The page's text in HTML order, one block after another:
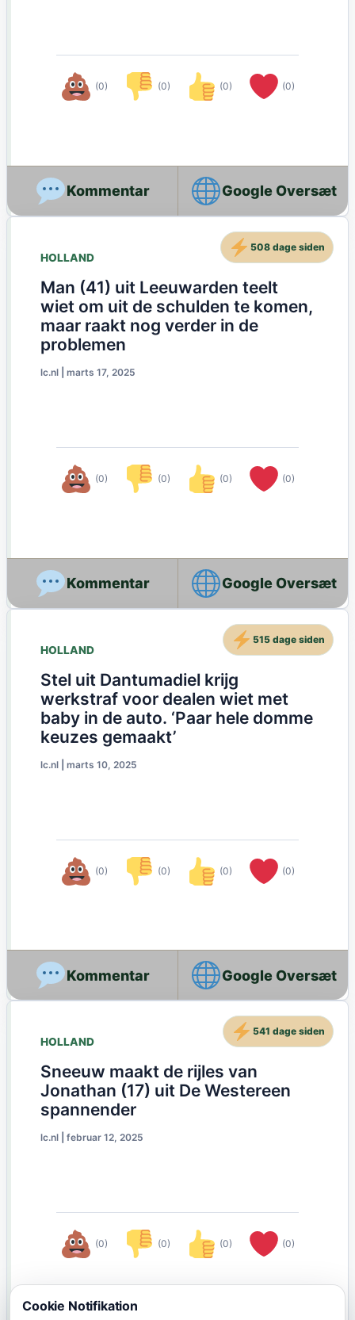
(0) (0) (0) (0)
Google Oversæt
HOLLAND
Man (41) uit Leeuwarden teelt
wiet om uit de schulden te komen,
maar raakt nog verder in de
problemen
lc.nl marts 17, 2025
(0) (0) (0) (0)
508 dage siden
Google Oversæt
HOLLAND
Stel uit Dantumadiel krijg
werkstraf voor dealen wiet met
baby in de auto. ‘Paar hele domme
keuzes gemaakt’
lc.nl marts 10, 2025
(0) (0) (0) (0)
515 dage siden
Google Oversæt
HOLLAND
Sneeuw maakt de rijles van
Jonathan (17) uit De Westereen
spannender
lc.nl februar 12, 2025
(0) (0) (0) (0)
541 dage siden
Cookie Notifikation